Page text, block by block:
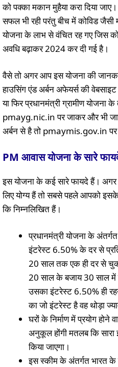
को पक्का मकान मुहैया करा दिया
सफल भी रही परंतु बीच में कोविड जैसी
योजना के लाभ से वंचित रह गए जिस
अवधि बढ़ाकर 2024 कर दी गई है।
वैसे तो अगर आप इस योजना की
हाउसिंग एंड अर्बन अफेयर्स की
या फिर प्रधानमंत्री ग्रामीण
pmayg.nic.in पर जाकर और भी
अर्बन से है तो pmaymis.gov.in पर
PM आवास योजना के सारे
इस योजना के कई सारे फायदे हैं।
लिए योग्य हैं तो सबसे पहले आपको इसके
कि निम्नलिखित हैं।
प्रधानमंत्री योजना के
इंटरेस्ट 6.50% के दर से
20 साल तक एक ही दर से
20 साल के बजाय 30 साल
उसका इंटरेस्ट 6.50% ही
का जो इंटरेस्ट है वह थोड़ा
घरों के निर्माण में प्रयोग होने
अनुकूल होंगी मतलब कि सारा
किया जाएगा।
इस स्कीम के अंतर्गत भारत के